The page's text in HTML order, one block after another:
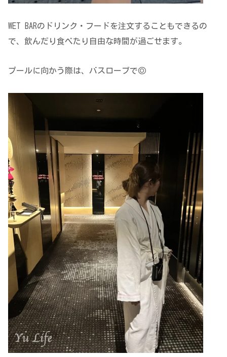
WET BARのドリンク・フードを注文することもできるの
で、飲んだり食べたり自由な時間が過ごせます。
プールに向かう際は、バスローブで◎